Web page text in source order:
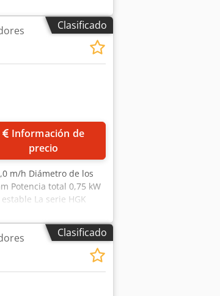
de transmisión: AEG
de los rodillos:
-Caja de engranajes:
volante -
mm /
Clasificado
precio
m/h Diámetro de los
Potencia total 0,75 kW
La serie HGK
una rotación
manualmente con
Características: -
instalaciones y
Velocidad de rotación
de control - 1x
Clasificado